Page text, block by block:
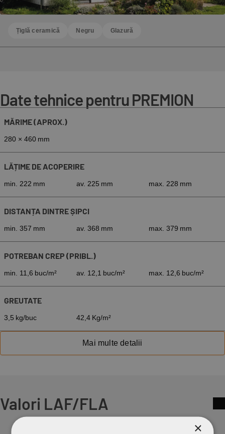
Țiglă ceramică Negru Glazură
Date tehnice pentru PREMION
MĂRIME (APROX.)
280 × 460 mm
LĂȚIME DE ACOPERIRE
min. 222 mm av. 225 mm max. 228 mm
DISTANȚA DINTRE ȘIPCI
min. 357 mm av. 368 mm max. 379 mm
POTREBAN CREP (PRIBL.)
min. 11,6 buc/m² av. 12,1 buc/m² max. 12,6 buc/m²
GREUTATE
3,5 kg/buc 42,4 Kg/m²
Mai multe detalii
Valori LAF/FLA
×